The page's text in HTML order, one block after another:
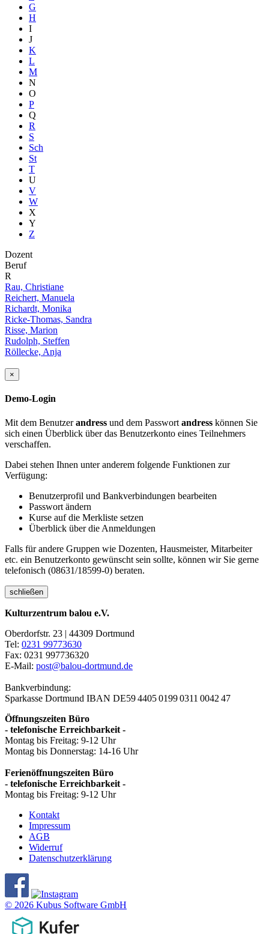
G
H
I
J
K
L
M
N
O
P
Q
R
S
Sch
St
T
U
V
W
X
Y
Z
Dozent
Beruf
R
Rau, Christiane
Reichert, Manuela
Richardt, Monika
Ricke-Thomas, Sandra
Risse, Marion
Rudolph, Steffen
Röllecke, Anja
×
Demo-Login
Mit dem Benutzerandress und dem Passwort andress können Sie
sich einen Überblick über das Benutzerkonto eines Teilnehmers
verschaffen.
Dabei stehen Ihnen unter anderem folgende Funktionen zur
Verfügung:
Benutzerprofil und Bankverbindungen bearbeiten
Passwort ändern
Kurse auf die Merkliste setzen
Überblick über die Anmeldungen
Falls für andere Gruppen wie Dozenten, Hausmeister, Mitarbeiter
etc. ein Benutzerkonto gewünscht sein sollte, können wir Sie gerne
telefonisch (08631/18599-0) beraten.
schließen
Kulturzentrum balou e.V.
Oberdorfstr. 23 | 44309 Dortmund
Tel: 0231 99773630
Fax: 0231 997736320
E-Mail: post@balou-dortmund.de
Bankverbindung:
Sparkasse Dortmund IBAN DE59 4405 0199 0311 0042 47
Öffnungszeiten Büro
- telefonische Erreichbarkeit -
Montag bis Freitag: 9-12 Uhr
Montag bis Donnerstag: 14-16 Uhr
Ferienöffnungszeiten Büro
- telefonische Erreichbarkeit -
Montag bis Freitag: 9-12 Uhr
Kontakt
Impressum
AGB
Widerruf
Datenschutzerklärung
© 2026 Kubus Software GmbH